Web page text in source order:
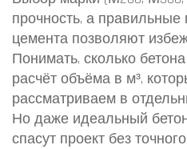
прочность, а
цемента позволяют
Понимать, сколько
расчёт объёма в м³,
рассматриваем в
Но даже идеальный
спасут проект без точного